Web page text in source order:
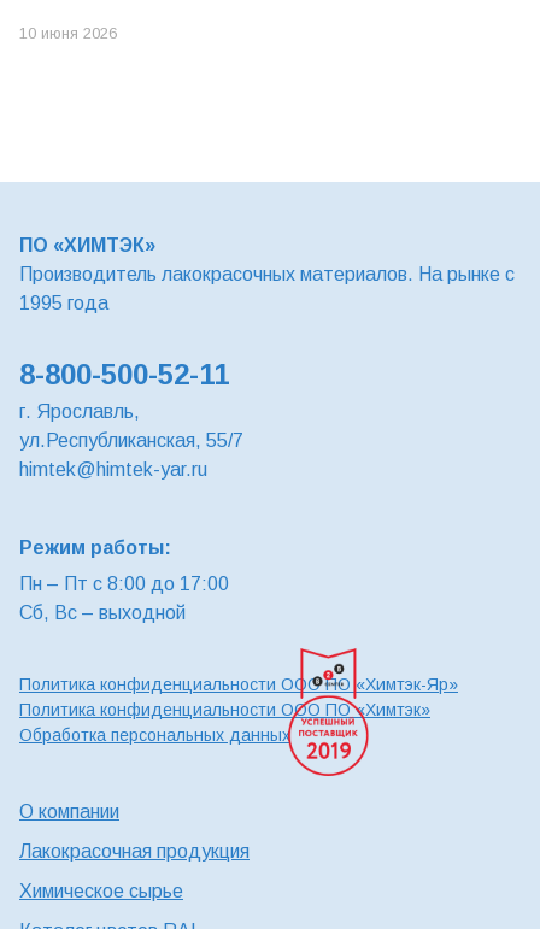
10 июня 2026
ПО «ХИМТЭК»
Производитель лакокрасочных материалов. На рынке с
1995 года
8-800-500-52-11
г. Ярославль,
ул.Республиканская, 55/7
himtek@himtek-yar.ru
Режим работы:
Пн – Пт с 8:00 до 17:00
Сб, Вс – выходной
Политика конфиденциальности ООО ПО «Химтэк-Яр»
Политика конфиденциальности ООО ПО «Химтэк»
Обработка персональных данных
О компании
Лакокрасочная продукция
Химическое сырье